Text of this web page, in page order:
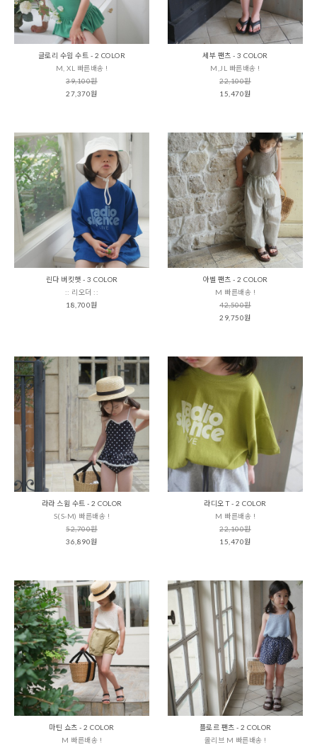
글로리 수읨 수트 - 2 COLOR
M, XL 빠른배송 !
39,100원
27,370원
세부 팬츠 - 3 COLOR
M,JL 빠른배송 !
22,100원
15,470원
린다 버킷햇 - 3 COLOR
:: 리오더 ::
18,700원
아벨 팬츠 - 2 COLOR
M 빠른배송 !
42,500원
29,750원
라라 스윔 수트 - 2 COLOR
S(S-M) 빠른배송 !
52,700원
36,890원
라디오 T - 2 COLOR
M 빠른배송 !
22,100원
15,470원
마틴 쇼츠 - 2 COLOR
M 빠른배송 !
플로르 팬츠 - 2 COLOR
올리브 M 빠른배송 !